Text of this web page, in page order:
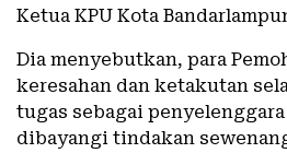
Ketua KPU Kota
Dia menyebutkan, para
keresahan dan ketakutan
tugas sebagai
dibayangi tindakan